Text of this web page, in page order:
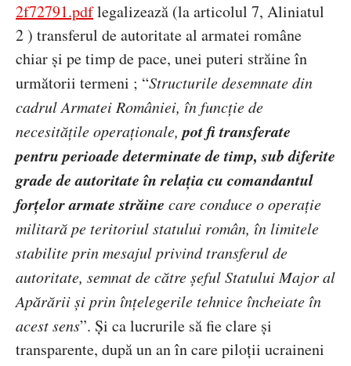
2f72791.pdflegalizează (la articolul 7, Aliniatul
2 ) transferul de autoritate al armatei române
chiar și pe timp de pace, unei puteri străine în
următorii termeni ; “Structurile desemnate din
cadrul Armatei României, în funcție de
necesitățile operaționale,pot fi transferate
pentru perioade determinate de timp, sub diferite
grade de autoritate în relația cu comandantul
forțelor armate străine care conduce o operație
militară pe teritoriul statului român, în limitele
stabilite prin mesajul privind transferul de
autoritate, semnat de către şeful Statului Major al
Apărării şi prin înțelegerile tehnice încheiate în
acest sens”. Și ca lucrurile să fie clare și
transparente, după un an în care piloții ucraineni